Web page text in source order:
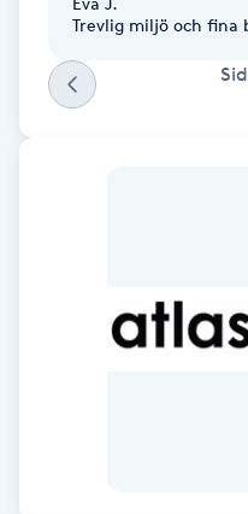
Kinesiologi
Kinesisk medicin
Trevlig miljö och fina